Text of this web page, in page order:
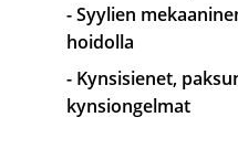
- Syylien
hoidolla
- Kynsisienet,
kynsiongelmat